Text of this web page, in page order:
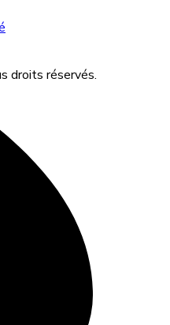
droits réservés.